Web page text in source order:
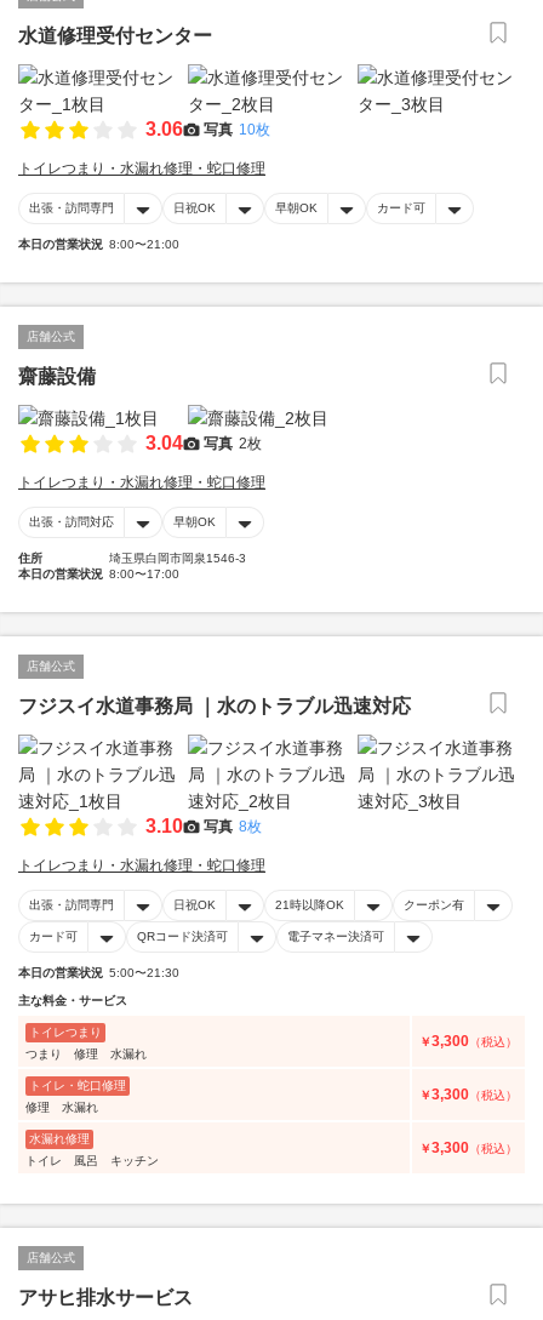
水道修理受付センター
3.06 写真 10枚
トイレつまり・水漏れ修理・蛇口修理
出張・訪問専門 日祝OK 早朝OK カード可
本日の営業状況 8:00〜21:00
店舗公式
齋藤設備
3.04 写真 2枚
トイレつまり・水漏れ修理・蛇口修理
出張・訪問対応 早朝OK
住所
埼玉県白岡市岡泉1546-3
本日の営業状況 8:00〜17:00
店舗公式
フジスイ水道事務局 ｜水のトラブル迅速対応
3.10 写真 8枚
トイレつまり・水漏れ修理・蛇口修理
出張・訪問専門 日祝OK 21時以降OK クーポン有
カード可 QRコード決済可 電子マネー決済可
本日の営業状況 5:00〜21:30
主な料金・サービス
トイレつまり
つまり 修理 水漏れ
￥3,300 （税込）
トイレ・蛇口修理
修理 水漏れ
￥3,300 （税込）
水漏れ修理
トイレ 風呂 キッチン
￥3,300 （税込）
店舗公式
アサヒ排水サービス